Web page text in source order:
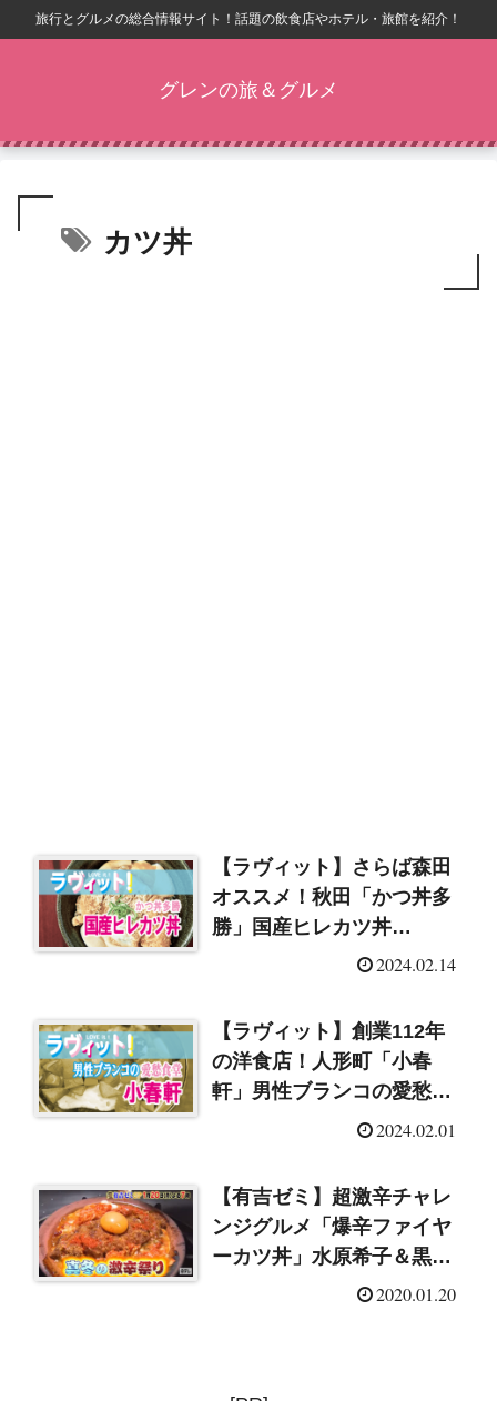
旅行とグルメの総合情報サイト！話題の飲食店やホテル・旅館を紹介！
グレンの旅＆グルメ
カツ丼
【ラヴィット】さらば森田
オススメ！秋田「かつ丼多
勝」国産ヒレカツ丼
2024.02.14
【ラヴィット】創業112年
の洋食店！人形町「小春
軒」男性ブランコの愛愁食
2024.02.01
【有吉ゼミ】超激辛チャレ
ンジグルメ「爆辛ファイヤ
ーカツ丼」水原希子＆黒羽
2020.01.20